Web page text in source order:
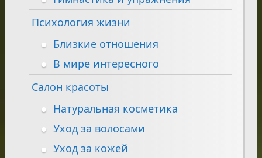
Психология жизни
Близкие отношения
В мире интересного
Салон красоты
Натуральная косметика
Уход за волосами
Уход за кожей